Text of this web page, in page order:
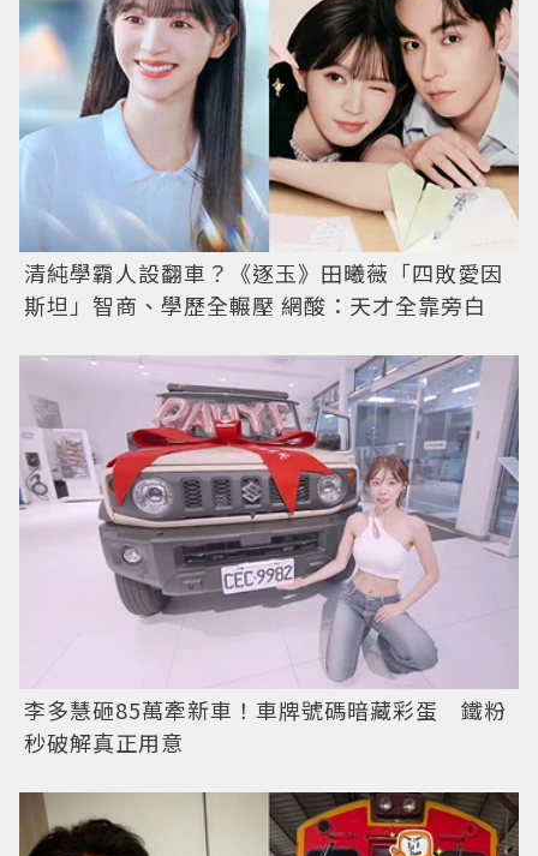
清純學霸人設翻車？《逐玉》田曦薇「四敗愛因
斯坦」智商、學歷全輾壓 網酸：天才全靠旁白
李多慧砸85萬牽新車！車牌號碼暗藏彩蛋 鐵粉
秒破解真正用意